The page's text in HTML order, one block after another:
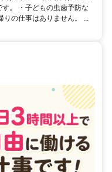
。 ・子どもの虫歯予防な
りの仕事はありません。 ...